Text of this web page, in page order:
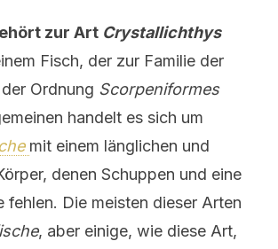
zur Art Crystallichthys
Fisch, der zur Familie der
Ordnung Scorpeniformes
handelt es sich um
mit einem länglichen und
denen Schuppen und eine
fehlen. Die meisten dieser Arten
, aber einige, wie diese Art,